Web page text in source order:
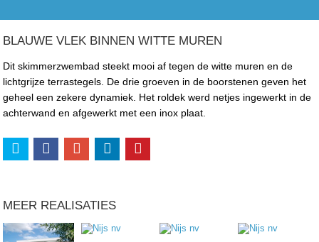
BLAUWE VLEK BINNEN WITTE MUREN
Dit skimmerzwembad steekt mooi af tegen de witte muren en de
lichtgrijze terrastegels. De drie groeven in de boorstenen geven het
geheel een zekere dynamiek. Het roldek werd netjes ingewerkt in de
achterwand en afgewerkt met een inox plaat.
MEER REALISATIES